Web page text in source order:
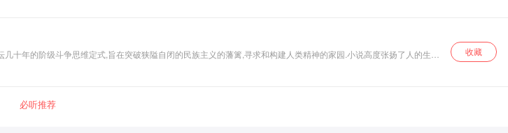
年的阶级斗争思维定式,旨在突破狭隘自闭的民族主义的藩篱,寻求和构建人类精神的家园.小说高度张扬了人的生命
和时空,跨越民族和信仰的人性美、人情美,凸显了鲜明的民族特色.浓笔重写以邹崇武，朱红莲为代表的英雄人物，
收藏
必听推荐